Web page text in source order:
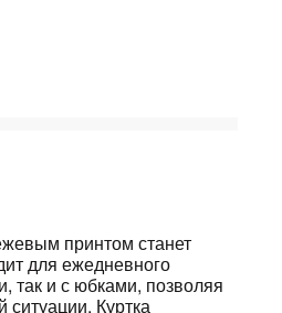
принтом станет
для ежедневного
так и с юбками, позволяя
Куртка